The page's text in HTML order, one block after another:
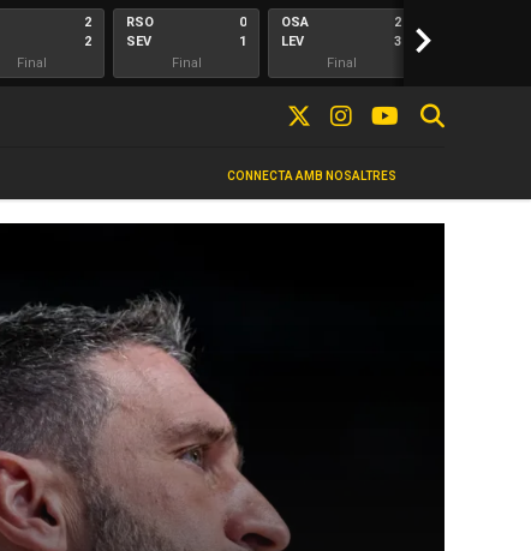
2
2
Final
RSO
SEV
0
1
Final
OSA
LEV
2
3
Final
>
CONNECTA AMB NOSALTRES